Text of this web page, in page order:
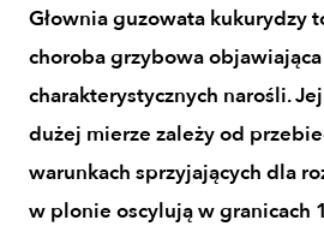
Głownia guzowata kukurydzy
choroba grzybowa
charakterystycznych narośli.
dużej mierze zależy od
warunkach sprzyjających dla
w plonie oscylują w granicach